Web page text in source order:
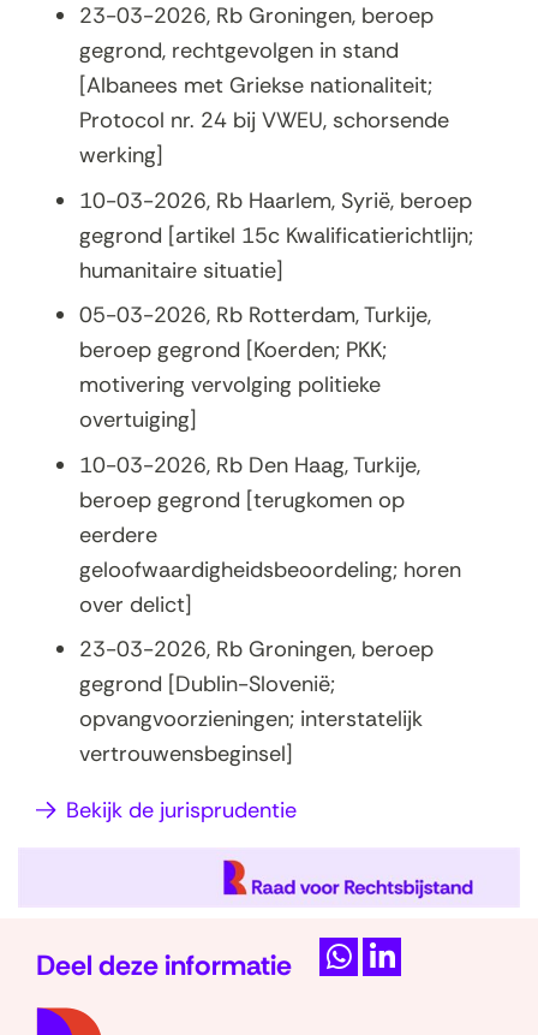
23-03-2026, Rb Groningen, beroep
gegrond, rechtgevolgen in stand
[Albanees met Griekse nationaliteit;
Protocol nr. 24 bij VWEU, schorsende
werking]
10-03-2026, Rb Haarlem, Syrië, beroep
gegrond [artikel 15c Kwalificatierichtlijn;
humanitaire situatie]
05-03-2026, Rb Rotterdam, Turkije,
beroep gegrond [Koerden; PKK;
motivering vervolging politieke
overtuiging]
10-03-2026, Rb Den Haag, Turkije,
beroep gegrond [terugkomen op
eerdere
geloofwaardigheidsbeoordeling; horen
over delict]
23-03-2026, Rb Groningen, beroep
gegrond [Dublin-Slovenië;
opvangvoorzieningen; interstatelijk
vertrouwensbeginsel]
Bekijk de jurisprudentie
Deel deze informatie